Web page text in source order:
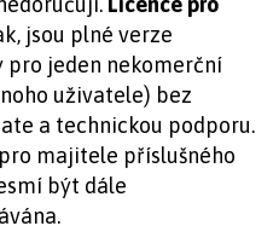
jsou plné verze
pro jeden nekomerční
uživatele) bez
a technickou podporu.
majitele příslušného
být dále